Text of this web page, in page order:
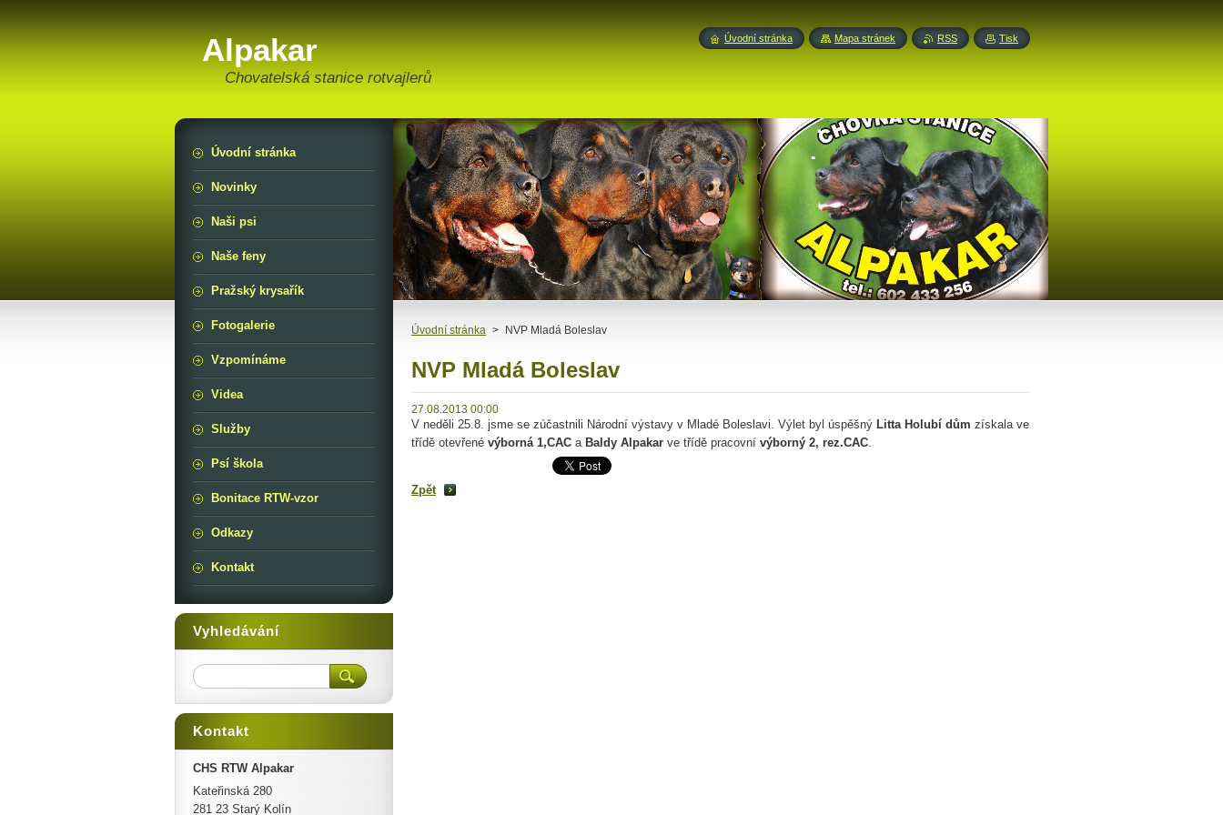
Alpakar
Chovatelská stanice rotvajlerů
Úvodní stránka > NVP Mladá Boleslav
NVP Mladá Boleslav
27.08.2013 00:00
V neděli 25.8. jsme se zúčastnili Národní výstavy v Mladé Boleslavi. Výlet byl úspěšný Litta Holubí dům získala ve
třídě otevřené výborná 1,CAC a Baldy Alpakar ve třídě pracovní výborný 2, rez.CAC.
Zpět
Úvodní stránka
Novinky
Naši psi
Naše feny
Pražský krysařík
Fotogalerie
Vzpomínáme
Videa
Služby
Psí škola
Bonitace RTW-vzor
Odkazy
Kontakt
Vyhledávání
Kontakt
CHS RTW Alpakar
Kateřinská 280
281 23 Starý Kolín
Úvodní stránka Mapa stránek RSS Tisk